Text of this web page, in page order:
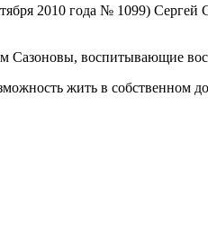
2010 года № 1099) Сергей
Сазоновы, воспитывающие
жить в собственном